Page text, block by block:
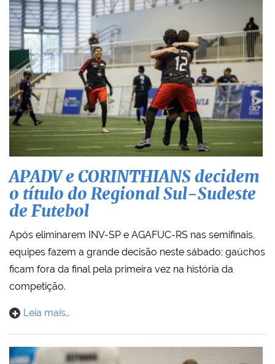
APADV e CORINTHIANS decidem
o título do Regional Sul-Sudeste
de Futebol
Após eliminarem INV-SP e AGAFUC-RS nas semifinais,
equipes fazem a grande decisão neste sábado; gaúchos
ficam fora da final pela primeira vez na história da
competição.
Leia mais…